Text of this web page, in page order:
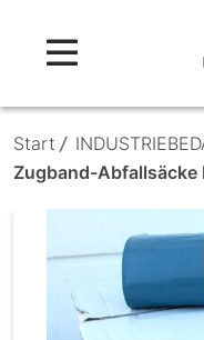
content
Start /
Zugband-Abfallsäcke